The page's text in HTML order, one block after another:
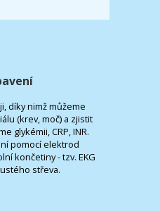
díky nimž můžeme
(krev, moč) a zjistit
glykémii, CRP, INR.
pomocí elektrod
končetiny - tzv. EKG
střeva.